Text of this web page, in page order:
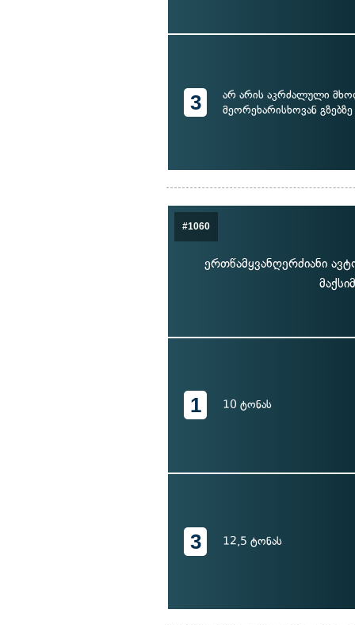
3
არ არის აკრძალული
მეორეხარისხოვან
#1060
ერთწამყვანღერძიანი
1 10 ტონას
3 12,5 ტონას